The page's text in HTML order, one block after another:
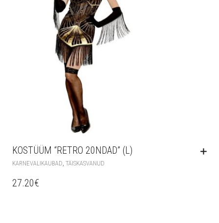
KOSTÜÜM “RETRO 20NDAD” (L)
KARNEVALIKAUBAD, TÄISKASVANUD
27.20€